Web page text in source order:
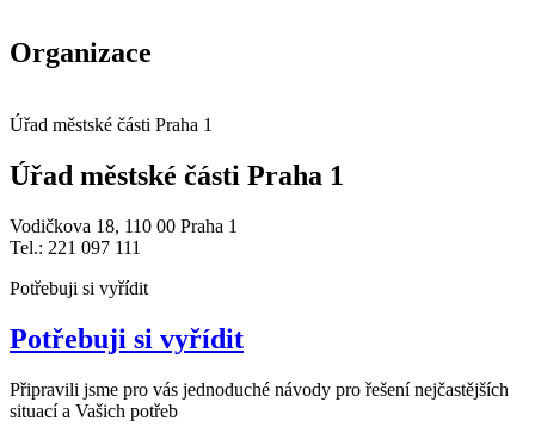
Organizace
Úřad městské části Praha 1
Úřad městské části Praha 1
Vodičkova 18, 110 00 Praha 1
Tel.: 221 097 111
Potřebuji si vyřídit
Potřebuji si vyřídit
Připravili jsme pro vás jednoduché návody pro řešení nejčastějších
situací a Vašich potřeb